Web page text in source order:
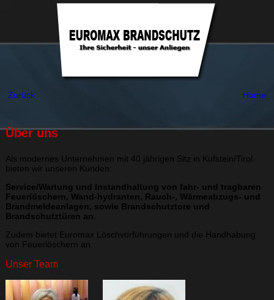
Zurück Home
Über uns
Als modernes Unternehmen mit 40 jährigen Sitz in Kufstein/Tirol
bieten wir unseren Kunden:
Service/Wartung und Instandhaltung von fahr- und tragbaren
Feuerlöschern, Wand-hydranten, Rauch-, Wärmeabzugs- und
Brandmeldeanlagen, sowie Brandschutztore und
Brandschutztüren an.
Zudem bietet Euromax Löschvorführungen und die Handhabung
von Feuerlöschern an.
Unser Team